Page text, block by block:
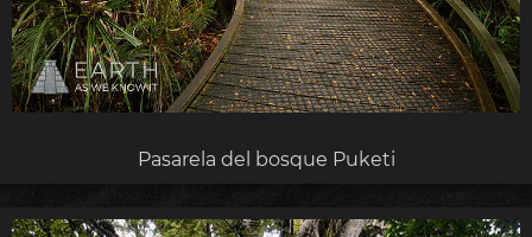
Pasarela del bosque Puketi